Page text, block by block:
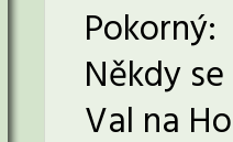
Pokorný:
Někdy
Val na